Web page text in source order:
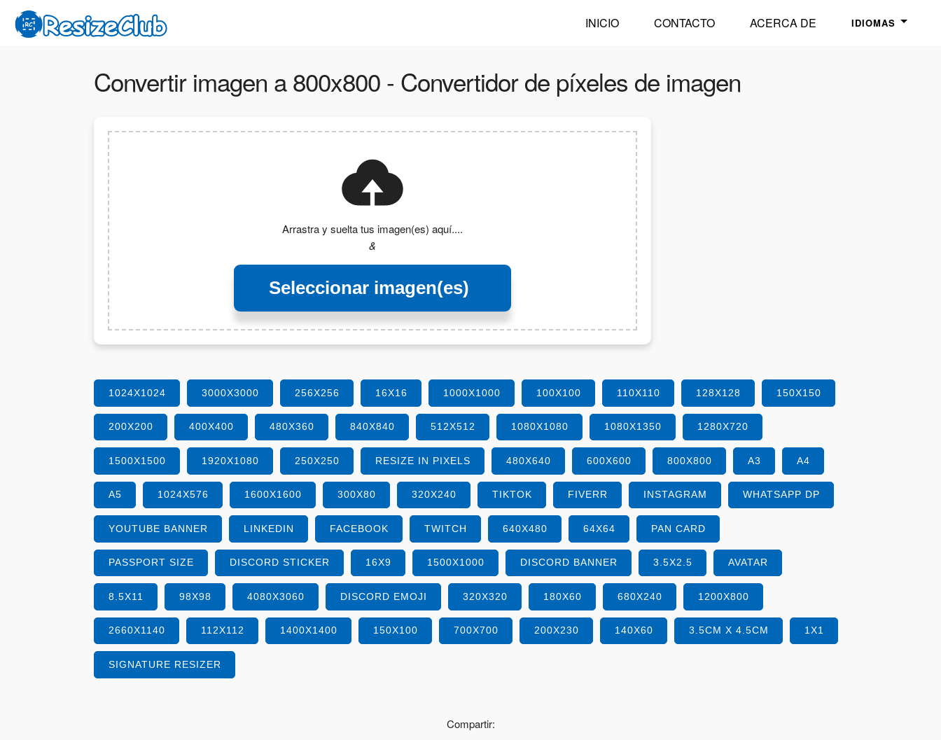
INICIO CONTACTO ACERCA DE IDIOMAS
Convertir imagen a 800x800 - Convertidor de píxeles de imagen
Arrastra y suelta tus imagen(es) aquí....
&
Seleccionar imagen(es)
1024X1024 3000X3000 256X256 16X16 1000X1000 100X100 110X110 128X128 150X150
200X200 400X400 480X360 840X840 512X512 1080X1080 1080X1350 1280X720
1500X1500 1920X1080 250X250 RESIZE IN PIXELS 480X640 600X600 800X800 A3 A4
A5 1024X576 1600X1600 300X80 320X240 TIKTOK FIVERR INSTAGRAM WHATSAPP DP
YOUTUBE BANNER LINKEDIN FACEBOOK TWITCH 640X480 64X64 PAN CARD
PASSPORT SIZE DISCORD STICKER 16X9 1500X1000 DISCORD BANNER 3.5X2.5 AVATAR
8.5X11 98X98 4080X3060 DISCORD EMOJI 320X320 180X60 680X240 1200X800
2660X1140 112X112 1400X1400 150X100 700X700 200X230 140X60 3.5CM X 4.5CM 1X1
SIGNATURE RESIZER
Compartir: